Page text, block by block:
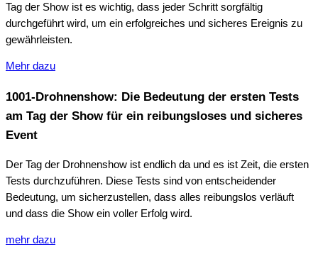
Tag der Show ist es wichtig, dass jeder Schritt sorgfältig
durchgeführt wird, um ein erfolgreiches und sicheres Ereignis zu
gewährleisten.
Mehr dazu
1001-Drohnenshow: Die Bedeutung der ersten Tests
am Tag der Show für ein reibungsloses und sicheres
Event
Der Tag der Drohnenshow ist endlich da und es ist Zeit, die ersten
Tests durchzuführen. Diese Tests sind von entscheidender
Bedeutung, um sicherzustellen, dass alles reibungslos verläuft
und dass die Show ein voller Erfolg wird.
mehr dazu